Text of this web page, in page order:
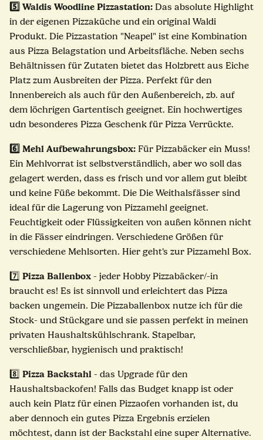
5️⃣ Waldis Woodline Pizzastation: Das absolute Highlight
in der eigenen Pizzaküche und ein original Waldi
Produkt. Die Pizzastation "Neapel" ist eine Kombination
aus Pizza Belagstation und Arbeitsfläche. Neben sechs
Behältnissen für Zutaten bietet das Holzbrett aus Eiche
Platz zum Ausbreiten der Pizza. Perfekt für den
Innenbereich als auch für den Außenbereich, zb. auf
dem löchrigen Gartentisch geeignet. Ein hochwertiges
udn besonderes Pizza Geschenk für Pizza Verrückte.
6️⃣ Mehl Aufbewahrungsbox: Für Pizzabäcker ein Muss!
Ein Mehlvorrat ist selbstverständlich, aber wo soll das
gelagert werden, dass es frisch und vor allem gut bleibt
und keine Füße bekommt. Die Die Weithalsfässer sind
ideal für die Lagerung von Pizzamehl geeignet.
Feuchtigkeit oder Flüssigkeiten von außen können nicht
in die Fässer eindringen. Verschiedene Größen für
verschiedene Mehlsorten. Hier geht's zur Pizzamehl Box.
7️⃣ Pizza Ballenbox - jeder Hobby Pizzabäcker/-in
braucht es! Es ist sinnvoll und erleichtert das Pizza
backen ungemein. Die Pizzaballenbox nutze ich für die
Stock- und Stückgare und sie passen perfekt in meinen
privaten Haushaltskühlschrank. Stapelbar,
verschließbar, hygienisch und praktisch!
8️⃣ Pizza Backstahl - das Upgrade für den
Haushaltsbackofen! Falls das Budget knapp ist oder
auch kein Platz für einen Pizzaofen vorhanden ist, du
aber dennoch ein gutes Pizza Ergebnis erzielen
möchtest, dann ist der Backstahl eine super Alternative.